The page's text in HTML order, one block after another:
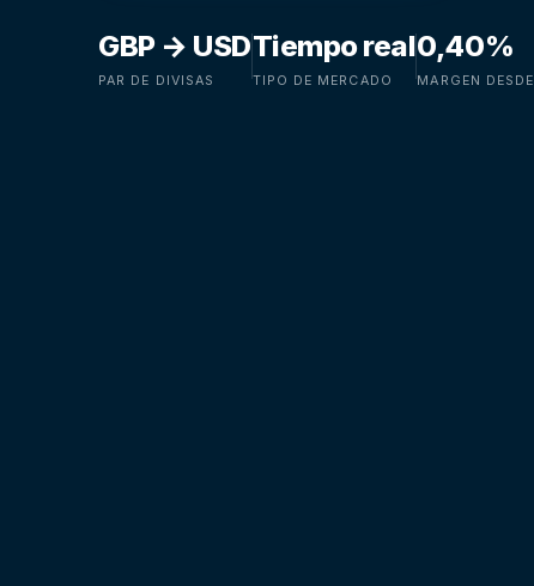
GBP → USD
PAR DE DIVISAS
Tiempo real
TIPO DE MERCADO
0,40%
MARGEN DESDE